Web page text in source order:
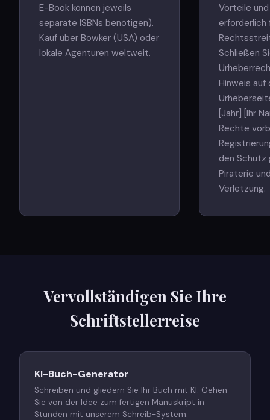
E-Book können jeweils
separate ISBNs benötigen).
Kauf über Bowker (USA) oder
lokale Agenturen weltweit.
Vorteile
erforderlich
Schließen
Hinweis auf
[Jahr] [Ihr
Rechte
den Schutz
Piraterie
Verletzung.
Vervollständigen Sie Ihre
Schriftstellerreise
KI-Buch-Generator
Schreiben und gliedern Sie Ihr Buch mit KI. Gehen
Sie von der Idee zum fertigen Manuskript in
Stunden mit unserem Schreib-System.